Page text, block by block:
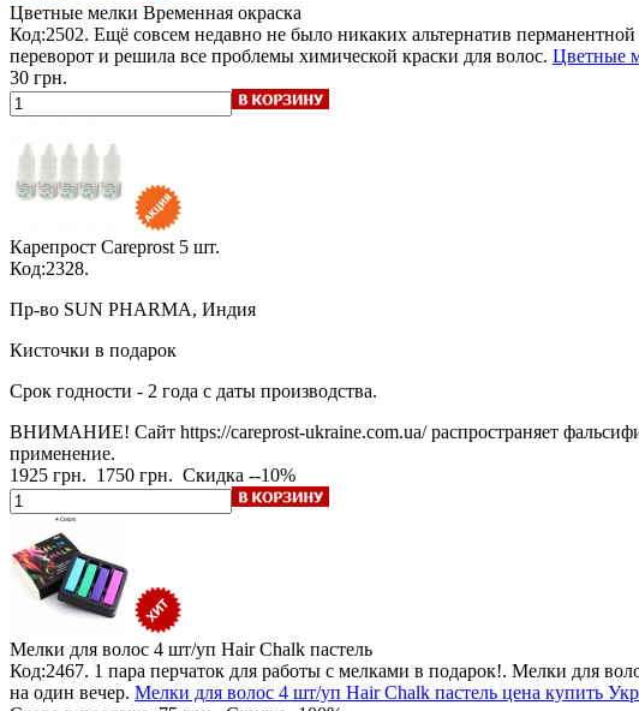
Цветные мелки Временная окраска
Код:2502. Ещё совсем недавно не было никаких альтернатив
переворот и решила все проблемы химической краски для волос. Цветные
30 грн.
Карепрост Careprost 5 шт.
Код:2328.
Пр-во SUN PHARMA, Индия
Кисточки в подарок
Срок годности - 2 года с даты производства.
ВНИМАНИЕ! Сайт https://careprost-ukraine.com.ua/ распространяет
применение.
1925 грн. 1750 грн. Скидка --10%
Мелки для волос 4 шт/уп Hair Chalk пастель
Код:2467. 1 пара перчаток для работы с мелками в подарок!. Мелки для
на один вечер. Мелки для волос 4 шт/уп Hair Chalk пастель цена купить